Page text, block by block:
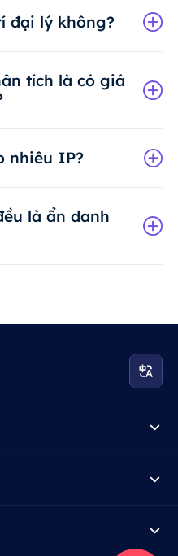
đại lý không?
tích là có giá
nhiêu IP?
là ẩn danh